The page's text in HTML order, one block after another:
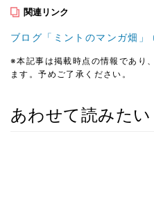
関連リンク
ブログ「ミントのマンガ畑」
※本記事は掲載時点の情報であり
ます。予めご了承ください。
あわせて読みたい